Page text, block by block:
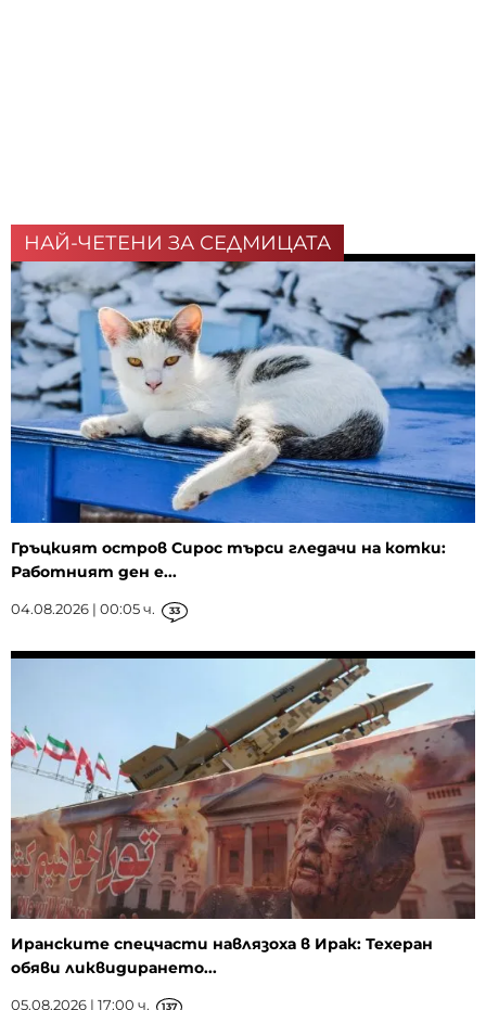
НАЙ-ЧЕТЕНИ ЗА СЕДМИЦАТА
Гръцкият остров Сирос търси гледачи на котки:
Работният ден е...
04.08.2026 | 00:05 ч. 33
Иранските спецчасти навлязоха в Ирак: Техеран
обяви ликвидирането...
05.08.2026 | 17:00 ч. 137